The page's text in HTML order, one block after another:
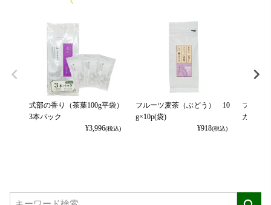
式部の香り（茶葉100g平袋）
3本パック
¥3,996(税込)
フルーツ麦茶（ぶどう） 10
g×10p(袋)
¥918(税込)
フルー
カット